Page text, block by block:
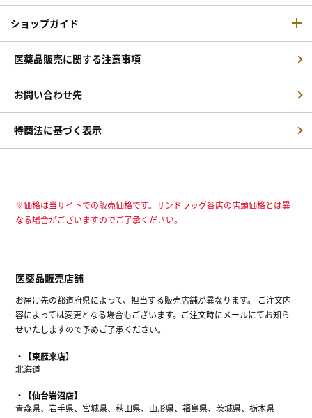
ショップガイド
医薬品販売に関する注意事項
お問い合わせ先
特商法に基づく表示
※価格は当サイトでの販売価格です。サンドラッグ各店の店頭価格とは異
なる場合がございますのでご了承ください。
医薬品販売店舗
お届け先の都道府県によって、担当する販売店舗が異なります。 ご注文内
容によっては変更となる場合もございます。ご注文時にメールにてお知ら
せいたしますので予めご了承ください。
【東雁来店】
北海道
【仙台岩沼店】
青森県、岩手県、宮城県、秋田県、山形県、福島県、茨城県、栃木県